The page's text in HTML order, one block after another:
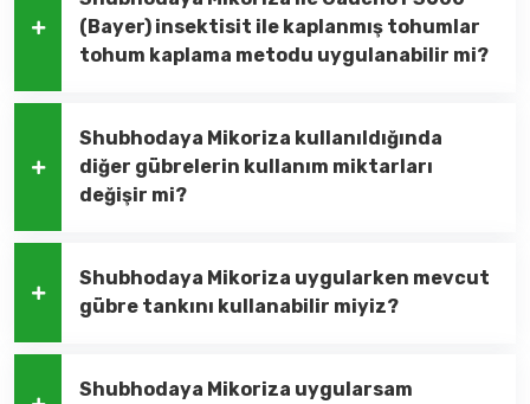
(Bayer) insektisit ile kaplanmış tohumlar
tohum kaplama metodu uygulanabilir mi?
Shubhodaya Mikoriza kullanıldığında
diğer gübrelerin kullanım miktarları
değişir mi?
Shubhodaya Mikoriza uygularken mevcut
gübre tankını kullanabilir miyiz?
Shubhodaya Mikoriza uygularsam